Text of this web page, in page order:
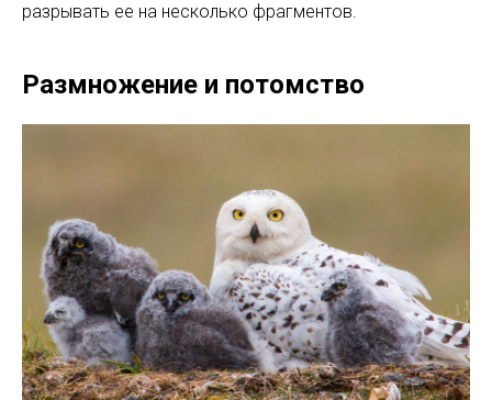
разрывать ее на несколько фрагментов.
Размножение и потомство